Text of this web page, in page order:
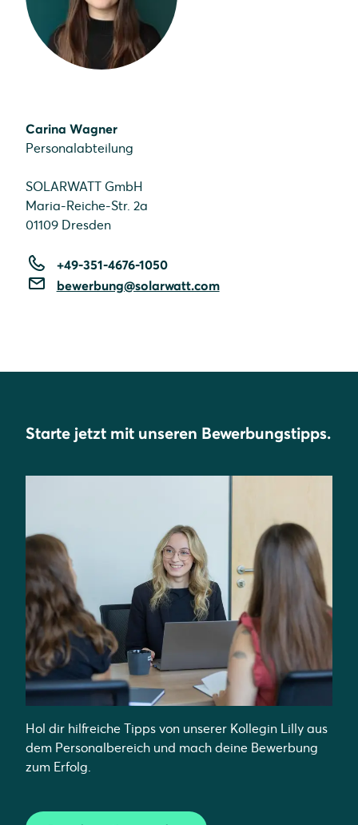
Carina Wagner
Personalabteilung
SOLARWATT GmbH
Maria-Reiche-Str. 2a
01109 Dresden
+49-351-4676-1050
bewerbung@solarwatt.com
Starte jetzt mit unseren Bewerbungstipps.
Hol dir hilfreiche Tipps von unserer Kollegin Lilly aus
dem Personalbereich und mach deine Bewerbung
zum Erfolg.